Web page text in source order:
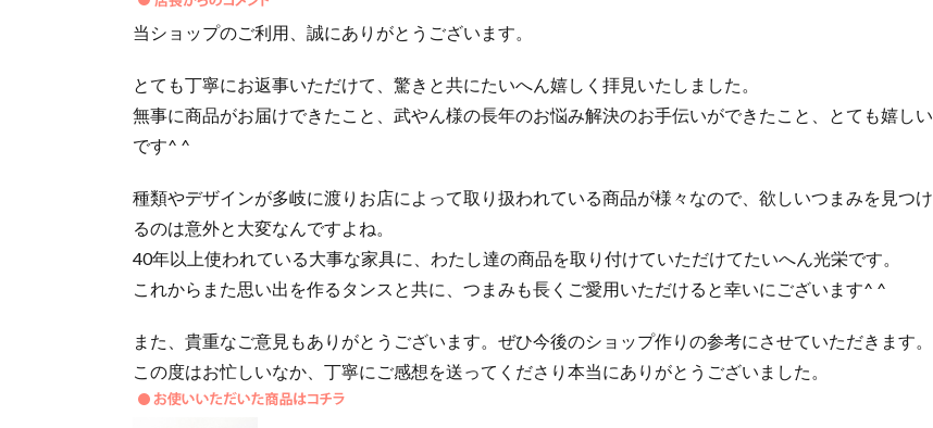
当ショップのご利用、誠にありがとうございます。
とても丁寧にお返事いただけて、驚きと共にたいへん嬉しく拝見いたしました。
無事に商品がお届けできたこと、武やん様の長年のお悩み解決のお手伝いができたこと、とても嬉しい
です^ ^
種類やデザインが多岐に渡りお店によって取り扱われている商品が様々なので、欲しいつまみを見つけ
るのは意外と大変なんですよね。
40年以上使われている大事な家具に、わたし達の商品を取り付けていただけてたいへん光栄です。
これからまた思い出を作るタンスと共に、つまみも長くご愛用いただけると幸いにございます^ ^
また、貴重なご意見もありがとうございます。ぜひ今後のショップ作りの参考にさせていただきます。
この度はお忙しいなか、丁寧にご感想を送ってくださり本当にありがとうございました。